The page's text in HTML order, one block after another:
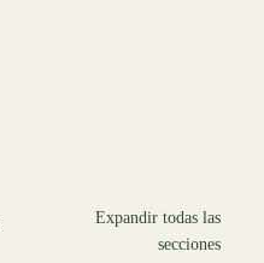
Expandir todas las
secciones